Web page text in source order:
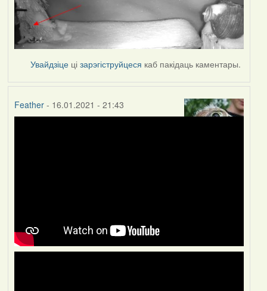
Увайдзіце цізарэгіструйцеся каб пакідаць каментары.
Feather- 16.01.2021 - 21:43